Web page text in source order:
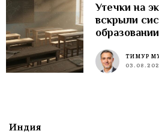
Утечки на
вскрыли
образовании
ТИМУР
Индия